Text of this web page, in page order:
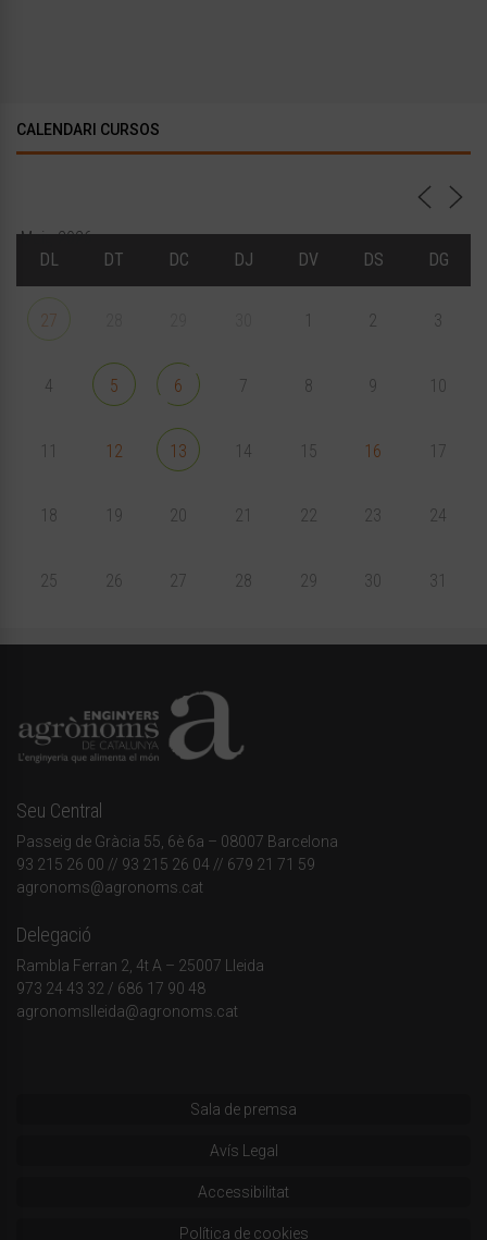
CALENDARI CURSOS
Maig 2026
DL
DT DC DJ DV DS DG
27 1 2 3
4 5 6 7 8 9 10
11 12 13 14 15 16 17
18 19 20 21 22 23 24
25 26 27 28 29 30 31
Seu Central
Passeig de Gràcia 55, 6è 6a – 08007 Barcelona
93 215 26 00 // 93 215 26 04 // 679 21 71 59
agronoms@agronoms.cat
Delegació
Rambla Ferran 2, 4t A – 25007 Lleida
973 24 43 32 / 686 17 90 48
agronomslleida@agronoms.cat
Sala de premsa
Avís Legal
Accessibilitat
Política de cookies